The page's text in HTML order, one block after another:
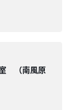
（南風原